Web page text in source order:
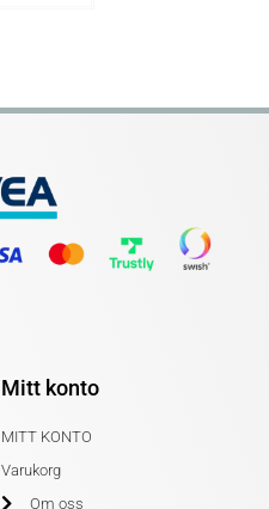
Mitt konto
MITT KONTO
Varukorg
Om oss